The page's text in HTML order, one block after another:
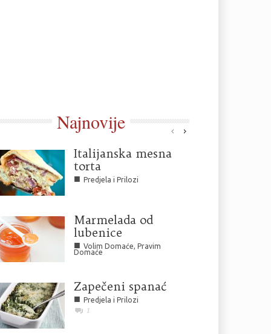
Najnovije
Italijanska mesna
torta
■ Predjela i Prilozi
Marmelada od
lubenice
■ Volim Domaće, Pravim
Domaće
Zapečeni spanać
■ Predjela i Prilozi
1